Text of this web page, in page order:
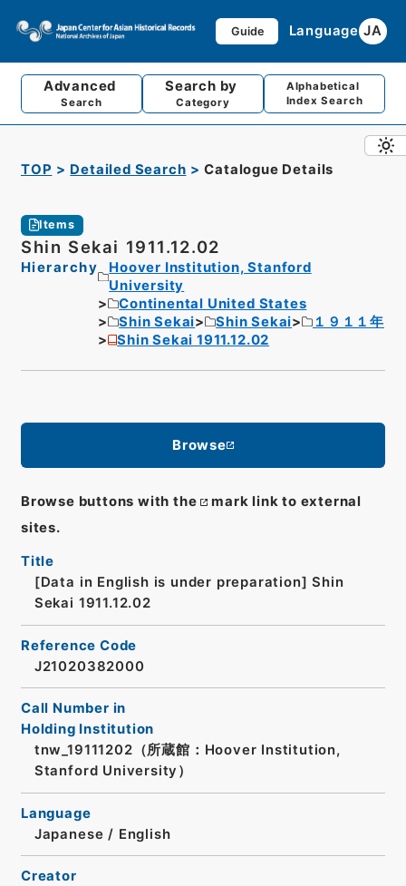
Guide Language JA
Advanced
Search
Search by
Category
Alphabetical
Index Search
TOP Detailed Search Catalogue Details
Items
Shin Sekai 1911.12.02
Hierarchy
Hoover Institution, Stanford
University
Continental United States
Shin Sekai
Shin Sekai
１９１１年
Shin Sekai 1911.12.02
Browse
Browse buttons with the
mark link to external
sites.
Title
[Data in English is under preparation] Shin
Sekai 1911.12.02
Reference Code
J21020382000
Call Number in
Holding Institution
tnw_19111202（所蔵館：Hoover Institution,
Stanford University）
Language
Japanese / English
Creator